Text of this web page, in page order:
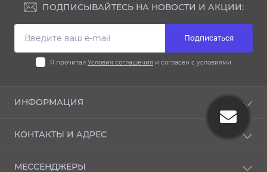
ПОДПИСЫВАЙТЕСЬ НА НОВОСТИ И АКЦИИ:
Подписаться
Я прочитал Условия соглашения и согласен с условиями
ИНФОРМАЦИЯ
Отзывы
Политика конфиденциальности
КОНТАКТЫ И АДРЕС
МЕССЕНДЖЕРЫ